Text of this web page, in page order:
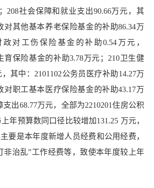
208社会保障和就业支出90.66万元，其
对其他基本养老保险基金的补助86.34万
政对工伤保险基金的补助0.54 万元，
育保险基金的补助3.78万元； 210卫生健
其中： 2101102公务员医疗补助14.27万
对职工基本医疗保险基金的补助43.17万
支出68.77万元，全部为2210201住房公积
年预算数同口径比较增加131.25 万元，
要是本年度新增人员经费和公用经费，
非治乱”工作经费等，致使本年度较上年